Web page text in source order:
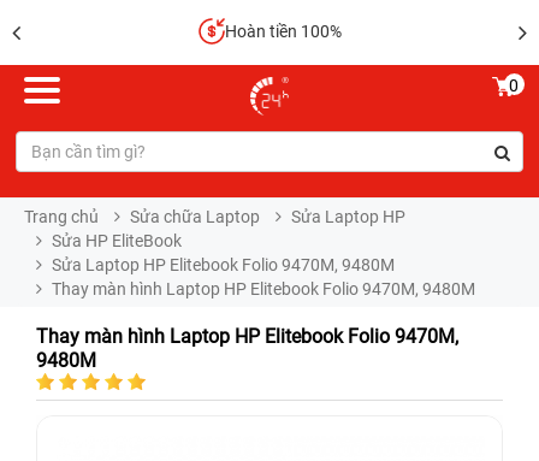
Hoàn tiền 100%
0
Trang chủ Sửa chữa Laptop
Sửa Laptop HP
Sửa HP EliteBook
Sửa Laptop HP Elitebook Folio 9470M, 9480M
Thay màn hình Laptop HP Elitebook Folio 9470M, 9480M
Thay màn hình Laptop HP Elitebook Folio 9470M,
9480M